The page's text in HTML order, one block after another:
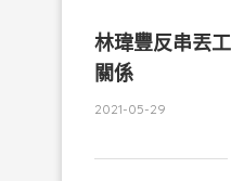
林瑋豐反串丟
關係
2021-05-29